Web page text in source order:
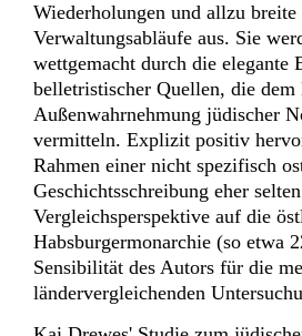
Wiederholungen und allzu
Verwaltungsabläufe aus. Sie
wettgemacht durch die elegante
belletristischer Quellen, die
Außenwahrnehmung jüdischer
vermitteln. Explizit positiv
Rahmen einer nicht spezifisch
Geschichtsschreibung eher
Vergleichsperspektive auf die
Habsburgermonarchie (so etwa
Sensibilität des Autors für die
ländervergleichenden